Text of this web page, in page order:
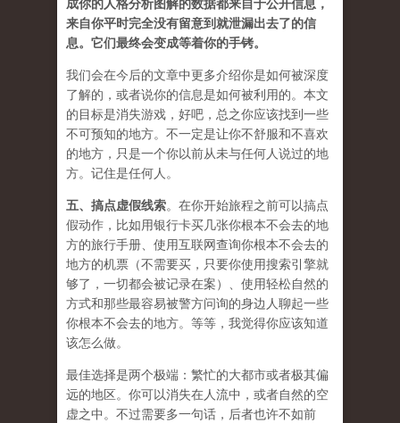
成你的人格分析图解的数据都来自于公开信息，
来自你平时完全没有留意到就泄漏出去了的信
息。它们最终会变成等着你的手铐。
我们会在今后的文章中更多介绍你是如何被深度
了解的，或者说你的信息是如何被利用的。本文
的目标是消失游戏，好吧，总之你应该找到一些
不可预知的地方。不一定是让你不舒服和不喜欢
的地方，只是一个你以前从未与任何人说过的地
方。记住是任何人。
五、 搞点虚假线索。在你开始旅程之前可以搞点
假动作，比如用银行卡买几张你根本不会去的地
方的旅行手册、使用互联网查询你根本不会去的
地方的机票（不需要买，只要你使用搜索引擎就
够了，一切都会被记录在案）、使用轻松自然的
方式和那些最容易被警方问询的身边人聊起一些
你根本不会去的地方。等等，我觉得你应该知道
该怎么做。
最佳选择是两个极端：繁忙的大都市或者极其偏
远的地区。你可以消失在人流中，或者自然的空
虚之中。不过需要多一句话，后者也许不如前